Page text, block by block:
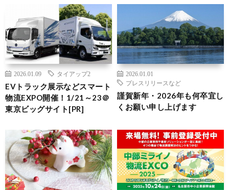
2026.01.09 タイアップ2
EVトラック展示などスマート
物流EXPO開催！1/21～23＠
東京ビッグサイト[PR]
2026.01.01
プレスリリースなど
謹賀新年・2026年も何卒宜し
くお願い申し上げます